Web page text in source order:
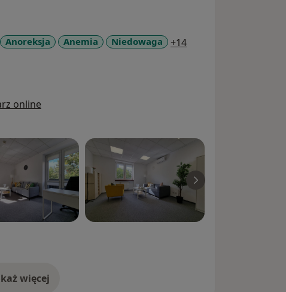
Anoreksja Anemia Niedowaga +14a11y_sr_more_diseases
online
więcej
o doświadczeniu